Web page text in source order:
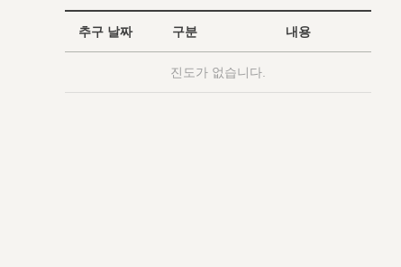
추구 날짜 구분 내용
진도가 없습니다.